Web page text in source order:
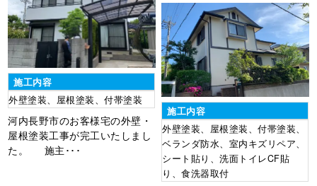
施工内容
外壁塗装、屋根塗装、付帯塗装
河内長野市のお客様宅の外壁・
屋根塗装工事が完工いたしまし
た。 施主･･･
施工内容
外壁塗装、屋根塗装、付帯塗装、
ベランダ防水、室内キズリペア、
シート貼り、洗面トイレCF貼
り、食洗器取付